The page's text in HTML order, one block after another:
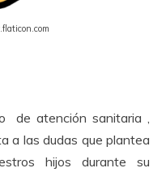
de atención sanitaria ,
a las dudas que plantea
hijos durante su